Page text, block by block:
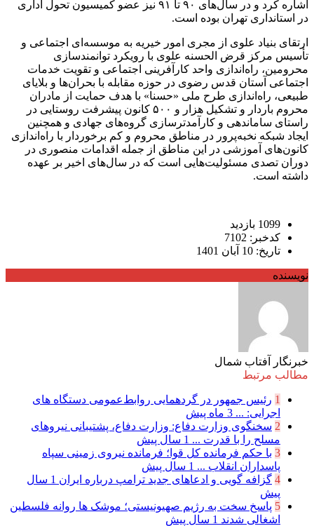
اشاره کرد و در سال‌های ۹۰ تا ۹۱ نیز عضو کمیسیون تحول اداری
در استانداری تهران بوده است.
ارتقای بنیاد علوی از مجری امور خیریه به موسسه‌ای اجتماعی و
تأسیس مرکز قرض الحسنه علوی با رویکرد توانمندسازی
محرومین، راه‌اندازی واحد کارآفرینی اجتماعی و تقویت خدمات
اجتماعی آستان قدس رضوی در حوزه مقابله با بحران‌ها و بلایای
طبیعی، راه‌اندازی طرح ملی «حسنا» با هدف حمایت از مادران
محروم باردار و تشکیل هزار و ۵۰۰ کانون پیشرفت روستایی در
راستای ساماندهی و کارآمدترسازی گروه‌های جهادی و همچنین
ایجاد شبکه نخبه‌پرور در مناطق محروم و کم برخوردار با راه‌اندازی
کانون‌های آموزشی در این مناطق از جمله اقدامات منصوری در
دوران تصدی مسئولیت‌هایی است که در سال‌های اخیر بر عهده
داشته است.
1099 بازدید
کدخبر: 7102
تاریخ: 10 آبان 1401
نویسنده
خبرنگار آفتاب شمال
مطالب مرتبط
1 رئیس جمهور در گردهمایی روابط‌عمومی دستگاه های
اجرایی: ... 3 ماه پیش
2 سخنگوی وزارت دفاع: وزارت دفاع، پشتیبانی نیرو‌های
مسلح را با قدرت ... 1 سال پیش
3 با حکم فرمانده کل قوا؛ فرمانده نیروی زمینی سپاه
پاسداران انقلاب ... 1 سال پیش
4 گزافه گویی و ادعا‌های جدید ترامپ درباره ایران
1 سال
پیش
5 پاسخ سخت به رژیم صهیونیستی؛ موشک ها روانه فلسطین
اشغالی شدند 1 سال پیش